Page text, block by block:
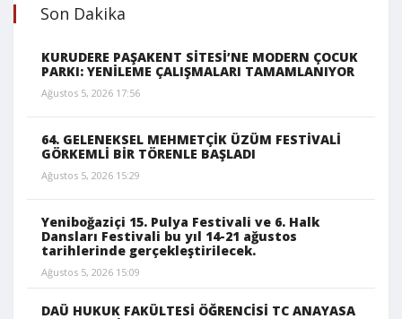
Son Dakika
KURUDERE PAŞAKENT SİTESİ’NE MODERN ÇOCUK
PARKI: YENİLEME ÇALIŞMALARI TAMAMLANIYOR
Ağustos 5, 2026 17:56
64. GELENEKSEL MEHMETÇİK ÜZÜM FESTİVALİ
GÖRKEMLİ BİR TÖRENLE BAŞLADI
Ağustos 5, 2026 15:29
Yeniboğaziçi 15. Pulya Festivali ve 6. Halk
Dansları Festivali bu yıl 14-21 ağustos
tarihlerinde gerçekleştirilecek.
Ağustos 5, 2026 15:09
DAÜ HUKUK FAKÜLTESİ ÖĞRENCİSİ TC ANAYASA